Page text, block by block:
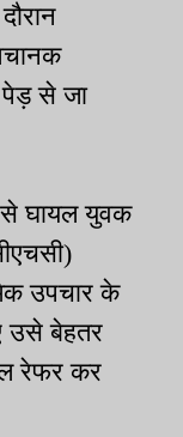
से जा
से घायल युवक
उपचार के
उसे बेहतर
रेफर कर